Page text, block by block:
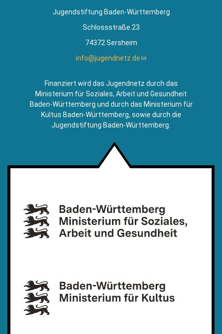
Jugendstiftung Baden-Württemberg
Schlossstraße 23
74372 Sersheim
info@jugendnetz.de(Link
Mail)
Finanziert wird das Jugendnetz durch das
Ministerium für Soziales, Arbeit und Gesundheit
Baden-Württemberg und durch das Ministerium für
Kultus Baden-Württemberg, sowie durch die
Jugendstiftung Baden-Württemberg.